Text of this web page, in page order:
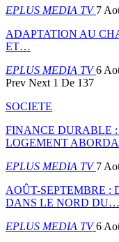
EPLUS MEDIA TV7
ADAPTATION AU
ET…
EPLUS MEDIA TV6
Prev Next 1 De 137
SOCIETE
FINANCE DURABLE
LOGEMENT
EPLUS MEDIA TV7
AOÛT-SEPTEMBRE :
DANS LE NORD DU…
EPLUS MEDIA TV6